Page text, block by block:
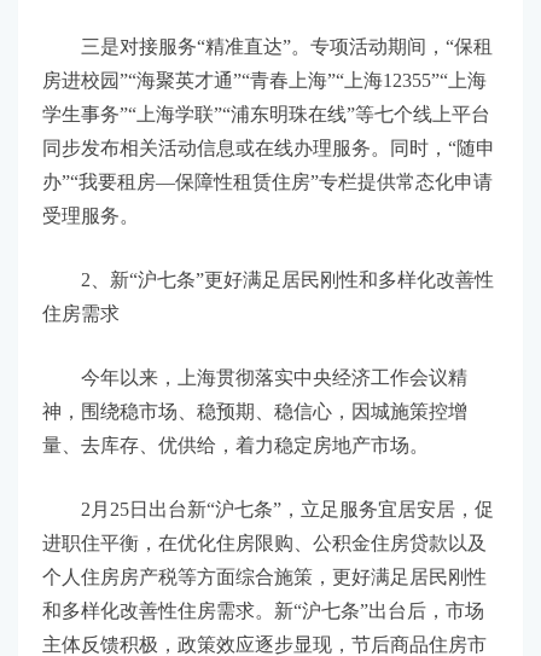
三是对接服务“精准直达”。专项活动期间，“保租
房进校园”“海聚英才通”“青春上海”“上海12355”“上海
学生事务”“上海学联”“浦东明珠在线”等七个线上平台
同步发布相关活动信息或在线办理服务。同时，“随申
办”“我要租房—保障性租赁住房”专栏提供常态化申请
受理服务。
2、新“沪七条”更好满足居民刚性和多样化改善性
住房需求
今年以来，上海贯彻落实中央经济工作会议精
神，围绕稳市场、稳预期、稳信心，因城施策控增
量、去库存、优供给，着力稳定房地产市场。
2月25日出台新“沪七条”，立足服务宜居安居，促
进职住平衡，在优化住房限购、公积金住房贷款以及
个人住房房产税等方面综合施策，更好满足居民刚性
和多样化改善性住房需求。新“沪七条”出台后，市场
主体反馈积极，政策效应逐步显现，节后商品住房市